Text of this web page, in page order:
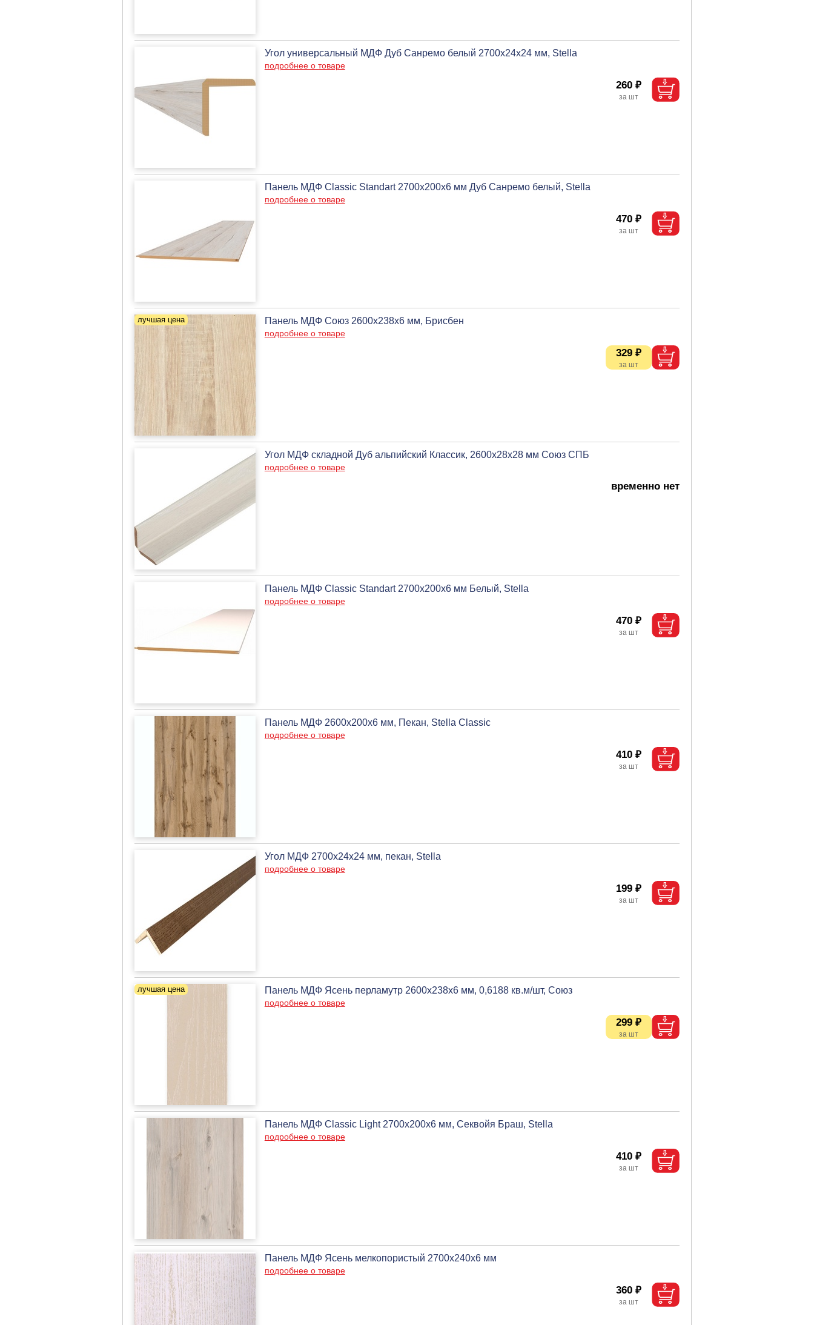
Угол универсальный МДФ Дуб Санремо белый 2700х24х24 мм, Stella
подробнее о товаре
260 ₽
Панель МДФ Classic Standart 2700х200х6 мм Дуб Санремо белый, Stella
подробнее о товаре
470 ₽
Панель МДФ Союз 2600х238х6 мм, Брисбен
подробнее о товаре
329 ₽
Угол МДФ складной Дуб альпийский Классик, 2600х28х28 мм Союз СПБ
подробнее о товаре
временно нет
Панель МДФ Classic Standart 2700х200х6 мм Белый, Stella
подробнее о товаре
470 ₽
Панель МДФ 2600х200х6 мм, Пекан, Stella Classic
подробнее о товаре
410 ₽
Угол МДФ 2700х24х24 мм, пекан, Stella
подробнее о товаре
199 ₽
Панель МДФ Ясень перламутр 2600х238х6 мм, 0,6188 кв.м/шт, Союз
подробнее о товаре
299 ₽
Панель МДФ Classic Light 2700х200х6 мм, Секвойя Браш, Stella
подробнее о товаре
410 ₽
Панель МДФ Ясень мелкопористый 2700х240х6 мм
подробнее о товаре
360 ₽